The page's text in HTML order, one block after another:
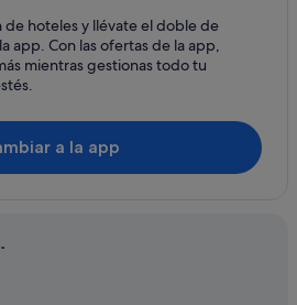
Oberá
de hoteles y llévate el doble de
app. Con las ofertas de la app,
mientras gestionas todo tu
a la app